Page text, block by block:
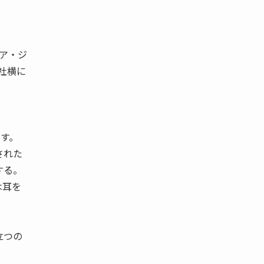
・ジ
横に
。
れた
。
を
つの